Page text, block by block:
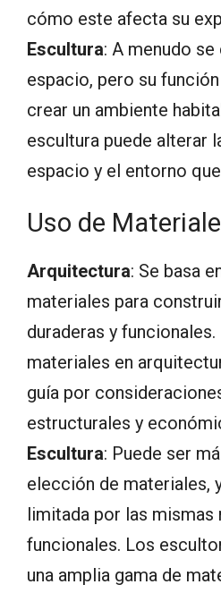
cómo este afecta su
Escultura: A menudo
espacio, pero su
crear un ambiente
escultura puede alterar
espacio y el entorno
Uso de
Arquitectura: Se basa
materiales para
duraderas y
materiales en
guía por
estructurales y
Escultura: Puede ser
elección de materiales,
limitada por las
funcionales. Los
una amplia gama de